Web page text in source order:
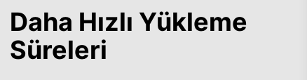
Daha Hızlı Yükleme
Süreleri